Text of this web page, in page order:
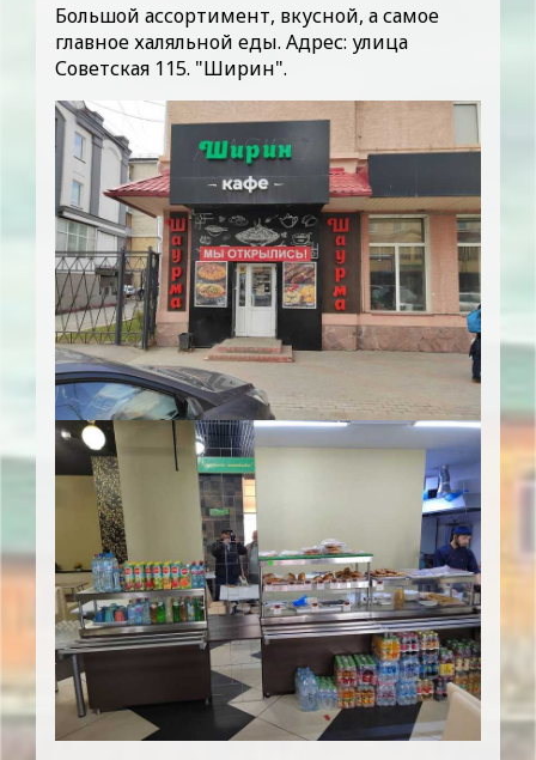
Большой ассортимент, вкусной, а самое
главное халяльной еды. Адрес: улица
Советская 115. "Ширин".